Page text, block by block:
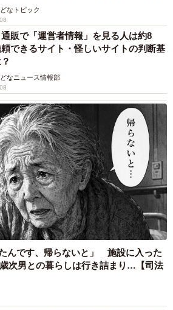
なトピック
販で「運営者情報」を見る人は約8
できるサイト・怪しいサイトの判断基
なニュース情報部
んです、帰らないと」 施設に入った
次男との暮らしは行き詰まり…【司法